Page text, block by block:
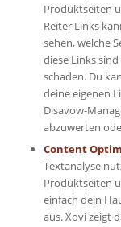
Produktseiten
Reiter Links
sehen, welche
diese Links
schaden. Du
deine eigenen
Disavow-
abzuwerten
Content
Textanalyse
Produktseiten
einfach dein
aus. Xovi zeigt